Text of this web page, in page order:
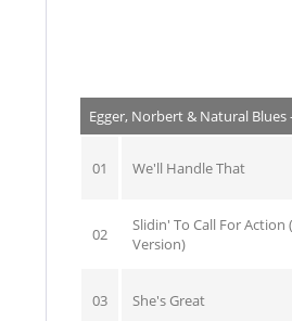
Egger, Norbert & Natural
01 We'll Handle That
02
Slidin' To Call For Action
Version)
03 She's Great